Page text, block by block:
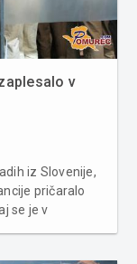
v
iz Slovenije,
pričaralo
se je v